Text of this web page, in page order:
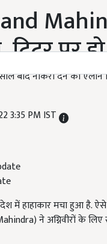
पर
बाद नौकरी देने का
3:35 PM IST
में हाहाकार मचा हुआ
ने अग्निवीरों के